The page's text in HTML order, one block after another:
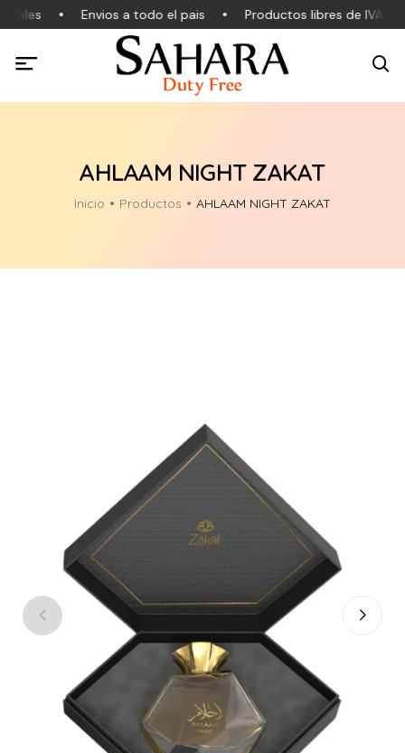
Envios a todo el pais Productos libres de IVA
AHLAAM NIGHT ZAKAT
Inicio Productos AHLAAM NIGHT ZAKAT